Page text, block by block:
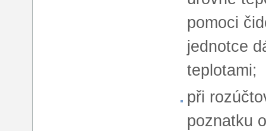
pomoci
jednotce
teplotami;
při
poznatku